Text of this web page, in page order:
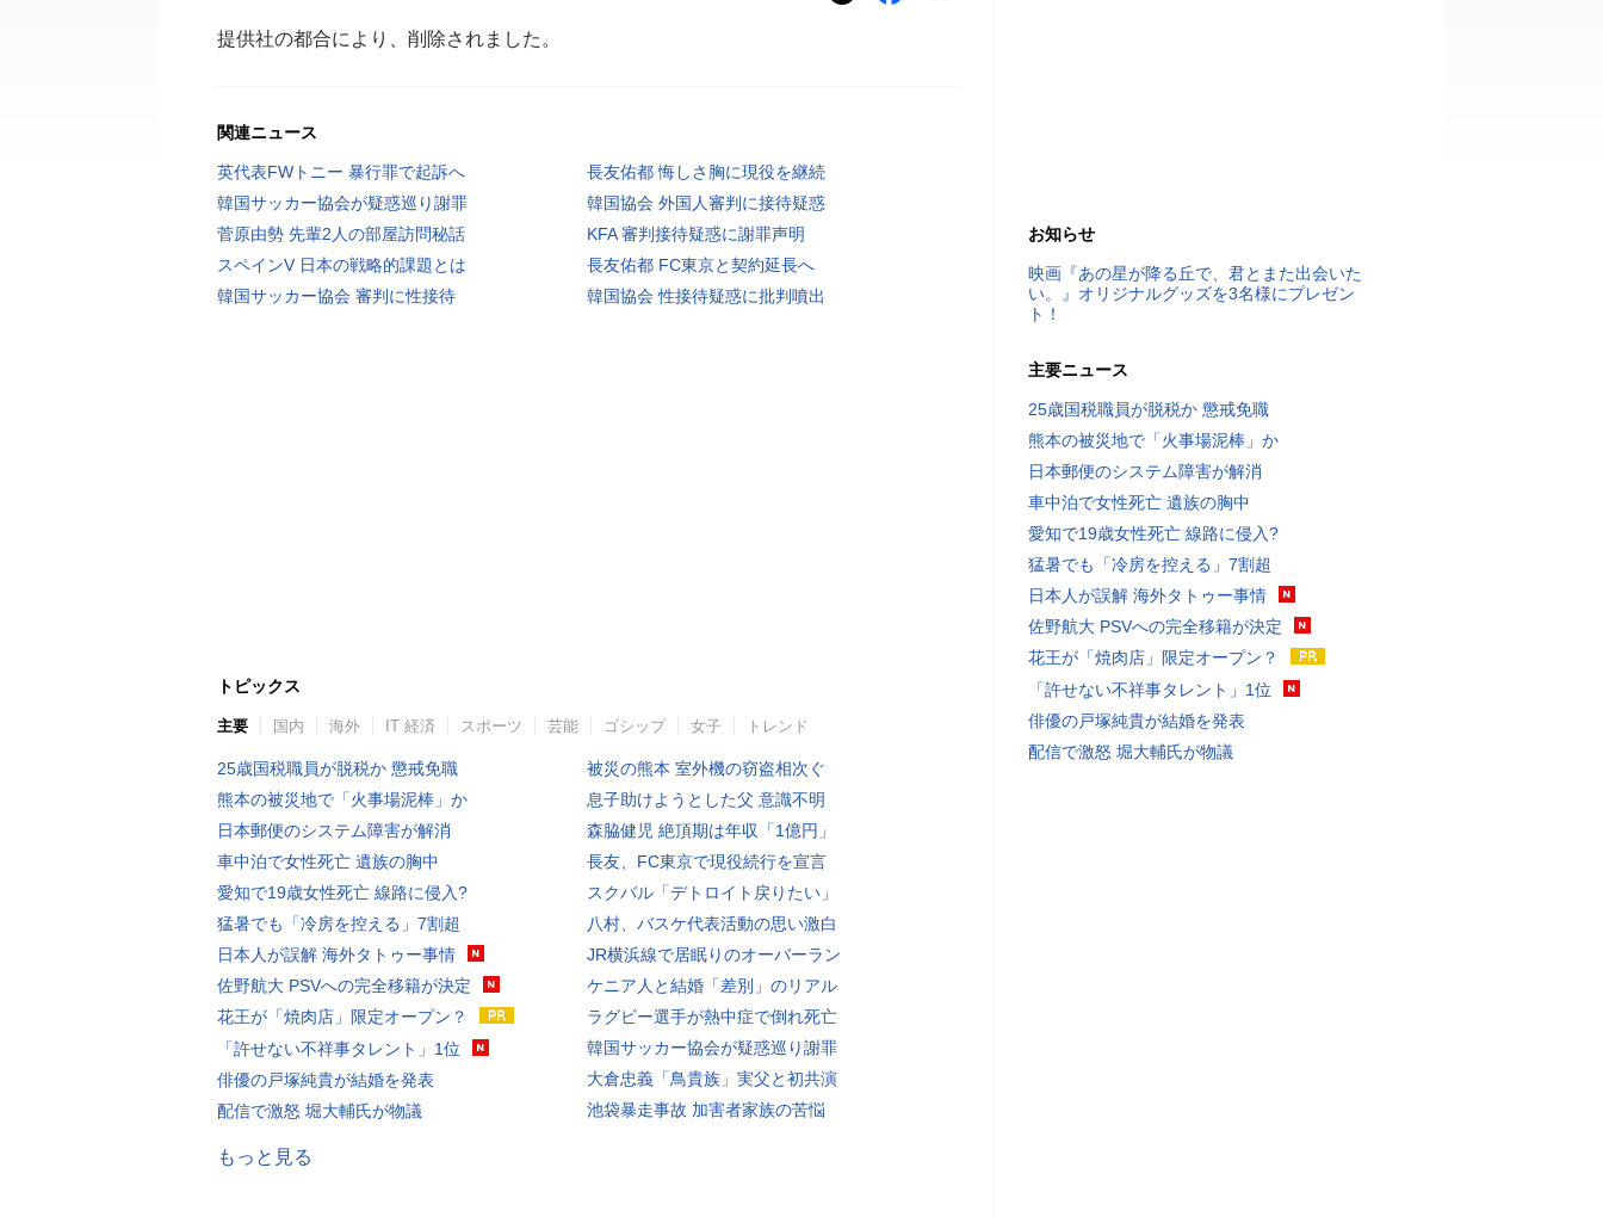
提供社の都合により、削除されました。
関連ニュース
英代表FWトニー 暴行罪で起訴へ
長友佑都 悔しさ胸に現役を継続
韓国サッカー協会が疑惑巡り謝罪
韓国協会 外国人審判に接待疑惑
菅原由勢 先輩2人の部屋訪問秘話
KFA 審判接待疑惑に謝罪声明
スペインV 日本の戦略的課題とは
長友佑都 FC東京と契約延長へ
韓国サッカー協会 審判に性接待
韓国協会 性接待疑惑に批判噴出
トピックス
主要 国内 海外 IT 経済 スポーツ 芸能 ゴシップ 女子 トレンド
25歳国税職員が脱税か 懲戒免職
熊本の被災地で「火事場泥棒」か
日本郵便のシステム障害が解消
車中泊で女性死亡 遺族の胸中
愛知で19歳女性死亡 線路に侵入?
猛暑でも「冷房を控える」7割超
日本人が誤解 海外タトゥー事情
佐野航大 PSVへの完全移籍が決定
花王が「焼肉店」限定オープン？
「許せない不祥事タレント」1位
俳優の戸塚純貴が結婚を発表
配信で激怒 堀大輔氏が物議
被災の熊本 室外機の窃盗相次ぐ
息子助けようとした父 意識不明
森脇健児 絶頂期は年収「1億円」
長友、FC東京で現役続行を宣言
スクバル「デトロイト戻りたい」
八村、バスケ代表活動の思い激白
JR横浜線で居眠りのオーバーラン
ケニア人と結婚「差別」のリアル
ラグビー選手が熱中症で倒れ死亡
韓国サッカー協会が疑惑巡り謝罪
大倉忠義「鳥貴族」実父と初共演
池袋暴走事故 加害者家族の苦悩
もっと見る
お知らせ
映画『あの星が降る丘で、君とまた出会いた
い。』オリジナルグッズを3名様にプレゼン
ト！
主要ニュース
25歳国税職員が脱税か 懲戒免職
熊本の被災地で「火事場泥棒」か
日本郵便のシステム障害が解消
車中泊で女性死亡 遺族の胸中
愛知で19歳女性死亡 線路に侵入?
猛暑でも「冷房を控える」7割超
日本人が誤解 海外タトゥー事情
佐野航大 PSVへの完全移籍が決定
花王が「焼肉店」限定オープン？
「許せない不祥事タレント」1位
俳優の戸塚純貴が結婚を発表
配信で激怒 堀大輔氏が物議